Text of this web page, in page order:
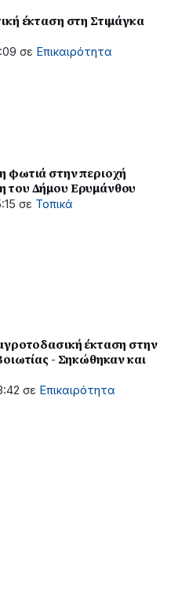
έκταση στη Στιμάγκα
σε Επικαιρότητα
στην περιοχή
Δήμου Ερυμάνθου
σε Τοπικά
έκταση στην
- Σηκώθηκαν και
σε Επικαιρότητα